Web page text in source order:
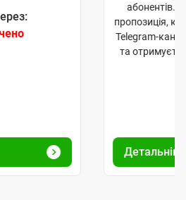
абонентів.
пропозиція,
Telegram-
та